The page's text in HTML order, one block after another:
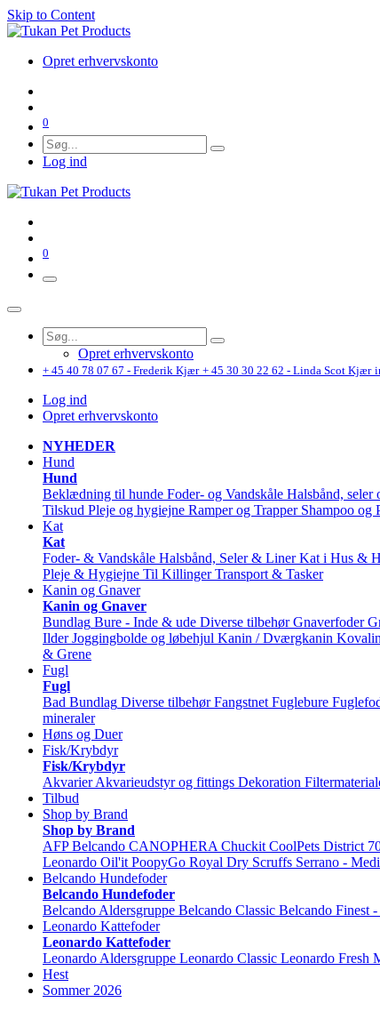
Skip to Content
Opret erhvervskonto
0
Log ind
0
Opret erhvervskonto
+ 45 40 78 07 67 - Frederik Kjær + 45 30 30 22 62 - Linda Scot Kjær
Log ind
Opret erhvervskonto
NYHEDER
Hund
Hund
Beklædning til hunde Foder- og Vandskåle Halsbånd, seler
Tilskud Pleje og hygiejne Ramper og Trapper Shampoo og
Kat
Kat
Foder- & Vandskåle Halsbånd, Seler & Liner Kat i Hus &
Pleje & Hygiejne Til Killinger Transport & Tasker
Kanin og Gnaver
Kanin og Gnaver
Bundlag Bure - Inde & ude Diverse tilbehør Gnaverfoder
Ilder Joggingbolde og løbehjul Kanin / Dværgkanin
& Grene
Fugl
Fugl
Bad Bundlag Diverse tilbehør Fangstnet Fuglebure
mineraler
Høns og Duer
Fisk/Krybdyr
Fisk/Krybdyr
Akvarier Akvarieudstyr og fittings Dekoration
Tilbud
Shop by Brand
Shop by Brand
AFP Belcando CANOPHERA Chuckit CoolPets District
Leonardo Oil'it PoopyGo Royal Dry Scruffs Serrano -
Belcando Hundefoder
Belcando Hundefoder
Belcando Aldersgruppe Belcando Classic Belcando Finest
Leonardo Kattefoder
Leonardo Kattefoder
Leonardo Aldersgruppe Leonardo Classic Leonardo Fresh
Hest
Sommer 2026